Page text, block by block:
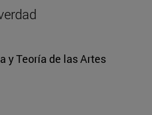
y Teoría de las Artes